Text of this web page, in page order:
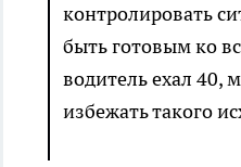
контролировать
быть готовым ко
водитель ехал 40,
избежать такого